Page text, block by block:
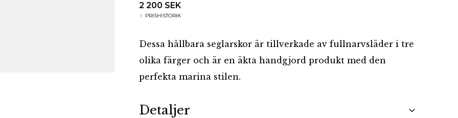
2 200 SEK
PRISHISTORIK
Dessa hållbara seglarskor är tillverkade av fullnarvsläder i tre
olika färger och är en äkta handgjord produkt med den
perfekta marina stilen.
Detaljer